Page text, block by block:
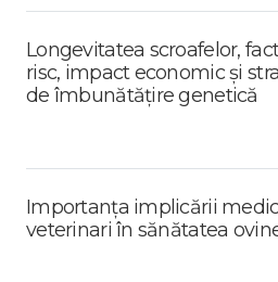
Longevitatea scroafelor,
risc, impact economic și
de îmbunătățire genetică
Importanța implicării
veterinari în sănătatea